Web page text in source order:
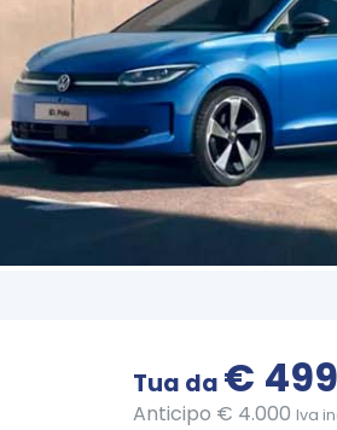
Tua da € 499
Anticipo € 4.000 Iva